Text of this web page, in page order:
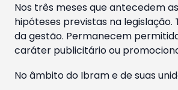
Nos três meses que antecedem
hipóteses previstas na
da gestão. Permanecem
caráter publicitário ou
No âmbito do Ibram e de suas